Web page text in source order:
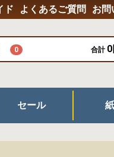
ド よくあるご質問 お問
0 合計 0
セール